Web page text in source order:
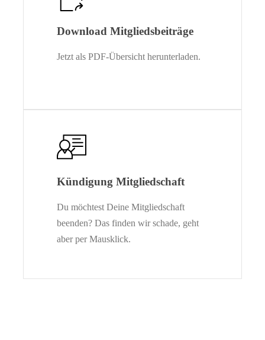
Download Mitgliedsbeiträge
Jetzt als PDF-Übersicht herunterladen.
Kündigung Mitgliedschaft
Du möchtest Deine Mitgliedschaft
beenden? Das finden wir schade, geht
aber per Mausklick.